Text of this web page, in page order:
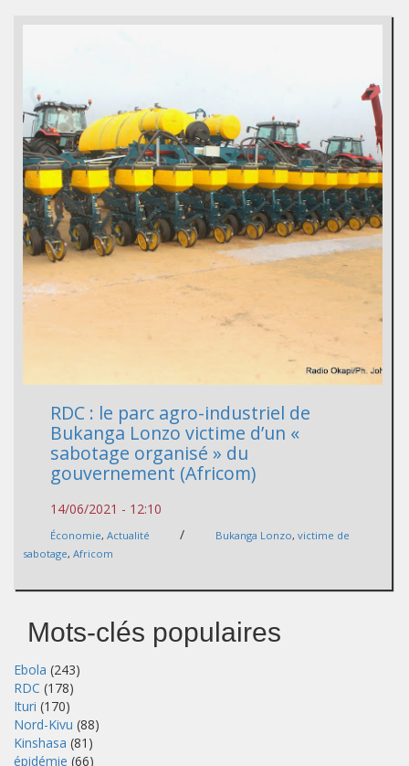
RDC : le parc agro-industriel de
Bukanga Lonzo victime d’un «
sabotage organisé » du
gouvernement (Africom)
14/06/2021 - 12:10
Économie, Actualité / Bukanga Lonzo, victime de
sabotage, Africom
Mots-clés populaires
Ebola (243)
RDC (178)
Ituri (170)
Nord-Kivu (88)
Kinshasa (81)
épidémie (66)